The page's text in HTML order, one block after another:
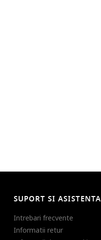
SUPORT SI ASISTENTA
Intrebari frecvente
Informatii retur